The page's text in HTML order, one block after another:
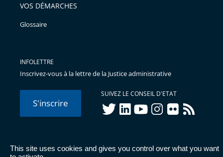
This site uses cookies and gives you control over what you want
VOS DÉMARCHES
Glossaire
INFOLETTRE
Inscrivez-vous à la lettre de la Justice administrative
S'inscrire
SUIVEZ LE CONSEIL D'ETAT
twitterlinkedInyoutubeinstagram
flickr rss
© Conseil d'État 2026 - Mentions légales Données